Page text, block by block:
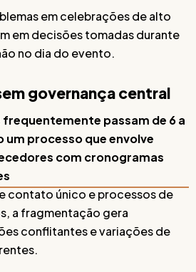
em celebrações de alto
em decisões tomadas durante
no dia do evento.
governança central
frequentemente passam de 6 a
um processo que envolve
com cronogramas
contato único e processos de
a fragmentação gera
conflitantes e variações de